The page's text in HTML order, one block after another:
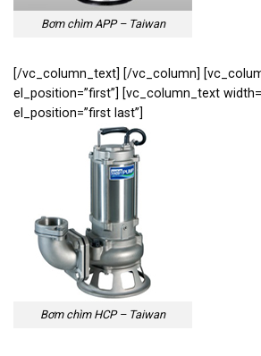
Bơm chìm APP – Taiwan
[/vc_column_text] [/vc_column]
el_position=”first”] [vc_column_text
el_position=”first last”]
Bơm chìm HCP – Taiwan